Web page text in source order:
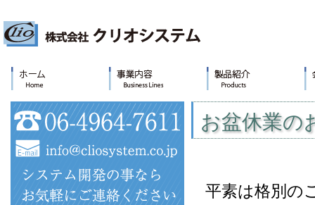
お盆休業の
平素は格別の